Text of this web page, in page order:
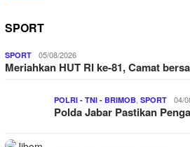
SPORT
SPORT 05/08/2026
Meriahkan HUT RI ke-81, Camat
POLRI - TNI - BRIMOB SPORT 04/
Polda Jabar Pastikan